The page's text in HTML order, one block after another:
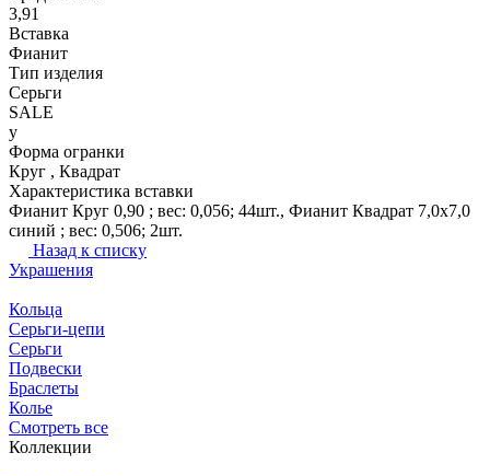
3,91
Вставка
Фианит
Тип изделия
Серьги
SALE
y
Форма огранки
Круг , Квадрат
Характеристика вставки
Фианит Круг 0,90 ; вес: 0,056; 44шт., Фианит Квадрат 7,0х7,0
синий ; вес: 0,506; 2шт.
Назад к списку
Украшения
Кольца
Серьги-цепи
Серьги
Подвески
Браслеты
Колье
Смотреть все
Коллекции